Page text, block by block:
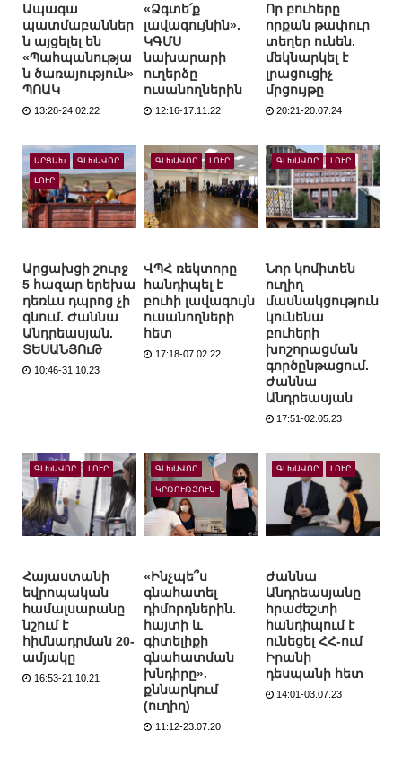
Ապագա
պատմաբաններ
ն այցելել են
«Պահպանությա
ն ծառայություն»
ՊՈԱԿ
13:28-24.02.22
«Ձգտե՛ք
լավագույնին».
ԿԳՄՍ
նախարարի
ուղերձը
ուսանողներին
12:16-17.11.22
Որ բուհերը
որքան թափուր
տեղեր ունեն.
մեկնարկել է
լրացուցիչ
մրցույթը
20:21-20.07.24
ԱՐՑԱԽ ԳԼԽԱՎՈՐ
ԼՈՒՐ
Արցախցի շուրջ
5 հազար երեխա
դեռևս դպրոց չի
գնում. Ժաննա
Անդրեասյան.
ՏԵՍԱՆՅՈւԹ
10:46-31.10.23
ԳԼԽԱՎՈՐ ԼՈՒՐ
ՎՊՀ ռեկտորը
հանդիպել է
բուհի լավագույն
ուսանողների
հետ
17:18-07.02.22
ԳԼԽԱՎՈՐ ԼՈՒՐ
Նոր կոմիտեն
ուղիղ
մասնակցություն
կունենա
բուհերի
խոշորացման
գործընթացում.
Ժաննա
Անդրեասյան
17:51-02.05.23
ԳԼԽԱՎՈՐ ԼՈՒՐ
Հայաստանի
եվրոպական
համալսարանը
նշում է
հիմնադրման 20-
ամյակը
16:53-21.10.21
ԳԼԽԱՎՈՐ
ԿՐԹՈՒԹՅՈՒՆ
«Ինչպե՞ս
գնահատել
դիմորդներին.
հայտի և
գիտելիքի
գնահատման
խնդիրը».
քննարկում
(ուղիղ)
11:12-23.07.20
ԳԼԽԱՎՈՐ ԼՈՒՐ
Ժաննա
Անդրեասյանը
հրաժեշտի
հանդիպում է
ունեցել ՀՀ-ում
Իրանի
դեսպանի հետ
14:01-03.07.23